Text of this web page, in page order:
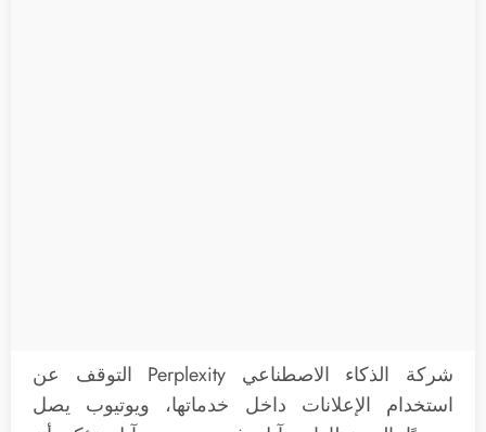
شركة الذكاء الاصطناعي Perplexity التوقف عن
استخدام الإعلانات داخل خدماتها، ويوتيوب يصل